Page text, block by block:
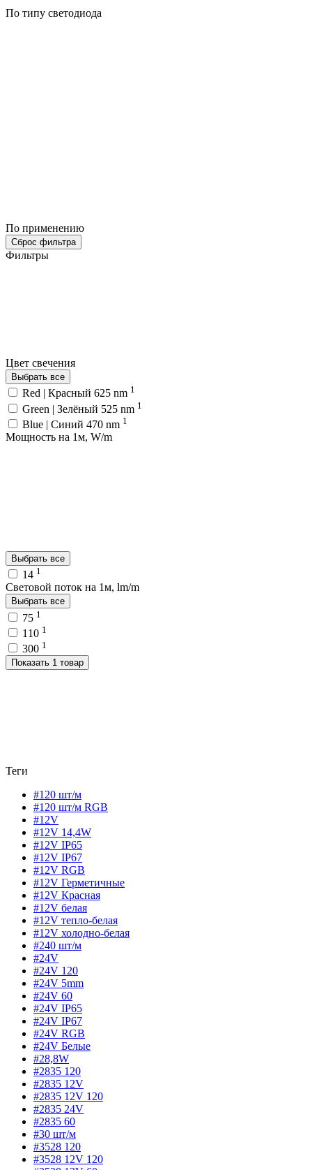
По типу светодиода
По применению
Сброс фильтра
Фильтры
Цвет свечения
Выбрать все
Red | Красный 625 nm 1
Green | Зелёный 525 nm 1
Blue | Синий 470 nm 1
Мощность на 1м, W/m
Выбрать все
14 1
Световой поток на 1м, lm/m
Выбрать все
75 1
110 1
300 1
Показать 1 товар
Теги
#120 шт/м
#120 шт/м RGB
#12V
#12V 14,4W
#12V IP65
#12V IP67
#12V RGB
#12V Герметичные
#12V Красная
#12V белая
#12V тепло-белая
#12V холодно-белая
#240 шт/м
#24V
#24V 120
#24V 5mm
#24V 60
#24V IP65
#24V IP67
#24V RGB
#24V Белые
#28,8W
#2835 120
#2835 12V
#2835 12V 120
#2835 24V
#2835 60
#30 шт/м
#3528 120
#3528 12V 120